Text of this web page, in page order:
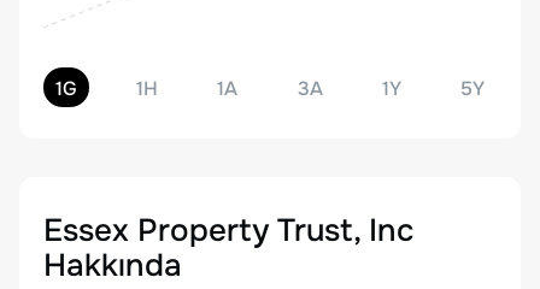
1G 1H 1A 3A 1Y 5Y
Essex Property Trust, Inc
Hakkında